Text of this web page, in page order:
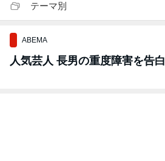
テーマ別
ABEMA
人気芸人 長男の重度障害を告白